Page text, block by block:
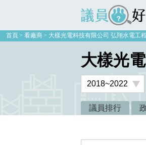
議員好好看
首頁 看廠商 大樣光電科技有限公司 弘翔水電工
大樣光
議員排行